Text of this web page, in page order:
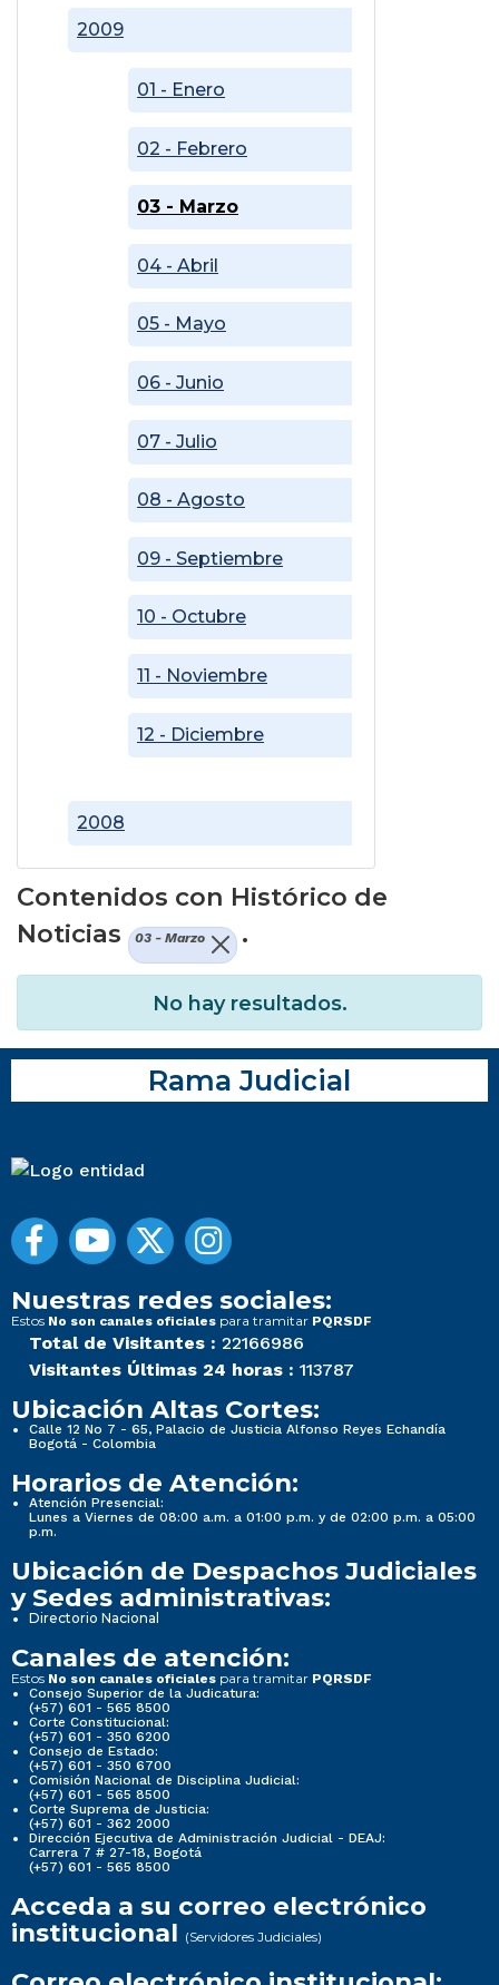
2008
2009
01 - Enero
02 - Febrero
03 - Marzo
04 - Abril
05 - Mayo
06 - Junio
07 - Julio
08 - Agosto
09 - Septiembre
10 - Octubre
11 - Noviembre
12 - Diciembre
Contenidos con Histórico de
Noticias
03 - Marzo .
No hay resultados.
Rama Judicial
Nuestras redes sociales:
Estos No son canales oficiales para tramitar PQRSDF
Total de Visitantes : 22166986
Visitantes Últimas 24 horas : 113787
Ubicación Altas Cortes:
Calle 12 No 7 - 65, Palacio de Justicia Alfonso Reyes Echandía
Bogotá - Colombia
Horarios de Atención:
Atención Presencial:
Lunes a Viernes de 08:00 a.m. a 01:00 p.m. y de 02:00 p.m. a 05:00
p.m.
Ubicación de Despachos Judiciales
y Sedes administrativas:
Directorio Nacional
Canales de atención:
Estos No son canales oficiales para tramitar PQRSDF
Consejo Superior de la Judicatura:
(+57) 601 - 565 8500
Corte Constitucional:
(+57) 601 - 350 6200
Consejo de Estado:
(+57) 601 - 350 6700
Comisión Nacional de Disciplina Judicial:
(+57) 601 - 565 8500
Corte Suprema de Justicia:
(+57) 601 - 362 2000
Dirección Ejecutiva de Administración Judicial - DEAJ:
Carrera 7 # 27-18, Bogotá
(+57) 601 - 565 8500
Acceda a su correo electrónico
institucional (Servidores Judiciales)